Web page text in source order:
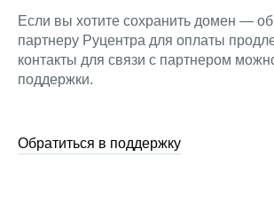
Если вы хотите сохранить домен —
партнеру Руцентра для оплаты
контакты для связи с партнером
поддержки.
Обратиться в поддержку